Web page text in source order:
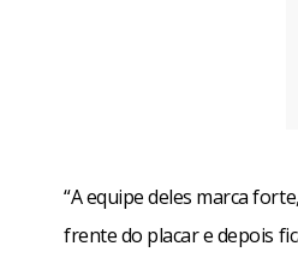
“A equipe deles marca
frente do placar e depois